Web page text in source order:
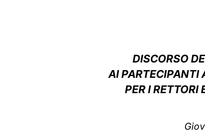
DISCORSO
AI PARTECIPANTI
PER I RETTORI